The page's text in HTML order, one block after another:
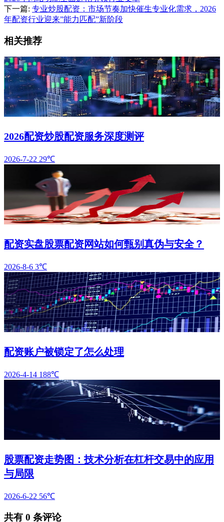
下一篇: 专业炒股配资：市场节奏加快催生专业化需求，2026
年配资行业迎来”能力匹配”新阶段
相关推荐
2026配资炒股配资服务深度测评
2026-7-22 29℃
配资实盘股票配资网站如何甄别真伪与安全？
2026-8-6 3℃
配资账户被锁定了怎么处理
2026-4-14 188℃
股票配资走势图：技术分析在杠杆交易中的应用
与局限
2026-6-22 56℃
共有 0 条评论